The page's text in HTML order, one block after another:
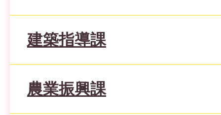
建築指導課
農業振興課